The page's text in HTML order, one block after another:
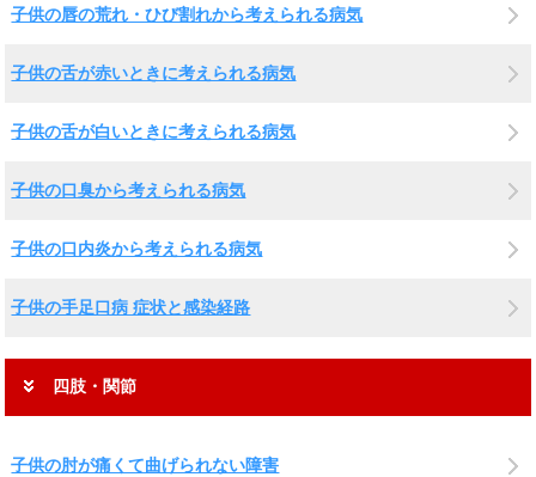
子供の唇の荒れ・ひび割れから考えられる病気
子供の舌が赤いときに考えられる病気
子供の舌が白いときに考えられる病気
子供の口臭から考えられる病気
子供の口内炎から考えられる病気
子供の手足口病 症状と感染経路
四肢・関節
子供の肘が痛くて曲げられない障害